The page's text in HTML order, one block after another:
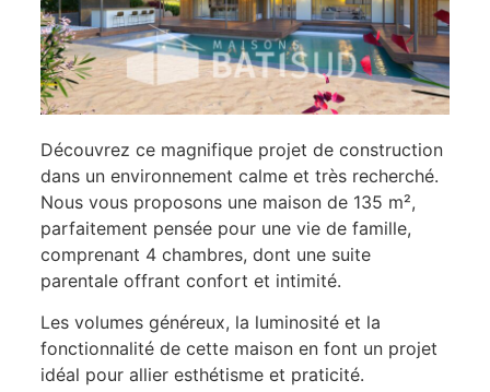
Découvrez ce magnifique projet de construction
dans un environnement calme et très recherché.
Nous vous proposons une maison de 135 m²,
parfaitement pensée pour une vie de famille,
comprenant 4 chambres, dont une suite
parentale offrant confort et intimité.
Les volumes généreux, la luminosité et la
fonctionnalité de cette maison en font un projet
idéal pour allier esthétisme et praticité.